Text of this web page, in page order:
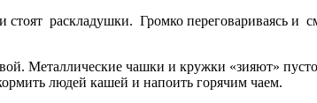
раскладушки. Громко переговариваясь и
Металлические чашки и кружки «зияют»
людей кашей и напоить горячим чаем.